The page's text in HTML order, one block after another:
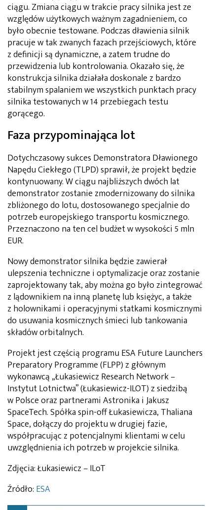
ciągu. Zmiana ciągu w trakcie pracy silnika jest ze
względów użytkowych ważnym zagadnieniem, co
było obecnie testowane. Podczas dławienia silnik
pracuje w tak zwanych fazach przejściowych, które
z definicji są dynamiczne, a zatem trudne do
przewidzenia lub kontrolowania. Okazało się, że
konstrukcja silnika działała doskonale z bardzo
stabilnym spalaniem we wszystkich punktach pracy
silnika testowanych w 14 przebiegach testu
gorącego.
Faza przypominająca lot
Dotychczasowy sukces Demonstratora Dławionego
Napędu Ciekłego (TLPD) sprawił, że projekt będzie
kontynuowany. W ciągu najbliższych dwóch lat
demonstrator zostanie zmodernizowany do silnika
zbliżonego do lotu, dostosowanego specjalnie do
potrzeb europejskiego transportu kosmicznego.
Przeznaczono na ten cel budżet w wysokości 5 mln
EUR.
Nowy demonstrator silnika będzie zawierał
ulepszenia techniczne i optymalizacje oraz zostanie
zaprojektowany tak, aby można go było zintegrować
z lądownikiem na inną planetę lub księżyc, a także
z holownikami i operacyjnymi statkami kosmicznymi
do usuwania kosmicznych śmieci lub tankowania
składów orbitalnych.
Projekt jest częścią programu ESA Future Launchers
Preparatory Programme (FLPP) z głównym
wykonawcą „Łukasiewicz Research Network –
Instytut Lotnictwa” (Łukasiewicz-ILOT) z siedzibą
w Polsce oraz partnerami Astronika i Jakusz
SpaceTech. Spółka spin-off Łukasiewicza, Thaliana
Space, dołączy do projektu w drugiej fazie,
współpracując z potencjalnymi klientami w celu
uwzględnienia ich potrzeb w projekcie silnika.
Zdjęcia: Łukasiewicz – ILoT
Źródło: ESA